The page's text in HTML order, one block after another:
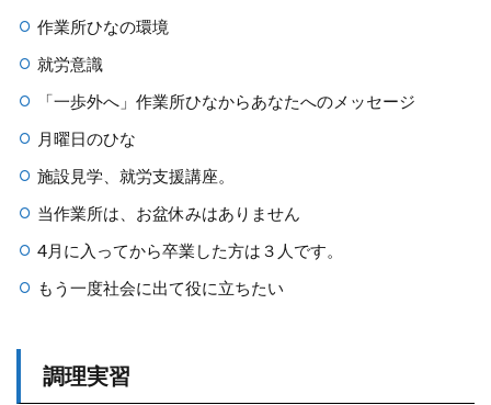
作業所ひなの環境
就労意識
「一歩外へ」作業所ひなからあなたへのメッセージ
月曜日のひな
施設見学、就労支援講座。
当作業所は、お盆休みはありません
4月に入ってから卒業した方は３人です。
もう一度社会に出て役に立ちたい
調理実習